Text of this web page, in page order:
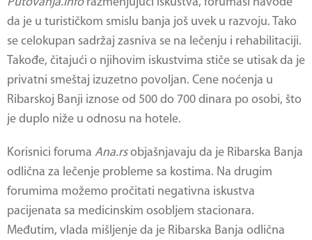
da je u turističkom smislu banja još uvek u razvoju. Tako
se celokupan sadržaj zasniva se na lečenju i rehabilitaciji.
Takođe, čitajući o njihovim iskustvima stiče se utisak da je
privatni smeštaj izuzetno povoljan. Cene noćenja u
Ribarskoj Banji iznose od 500 do 700 dinara po osobi, što
je duplo niže u odnosu na hotele.
Korisnici foruma Ana.rsobjašnjavaju da je Ribarska Banja
odlična za lečenje probleme sa kostima. Na drugim
forumima možemo pročitati negativna iskustva
pacijenata sa medicinskim osobljem stacionara.
Međutim, vlada mišljenje da je Ribarska Banja odlična